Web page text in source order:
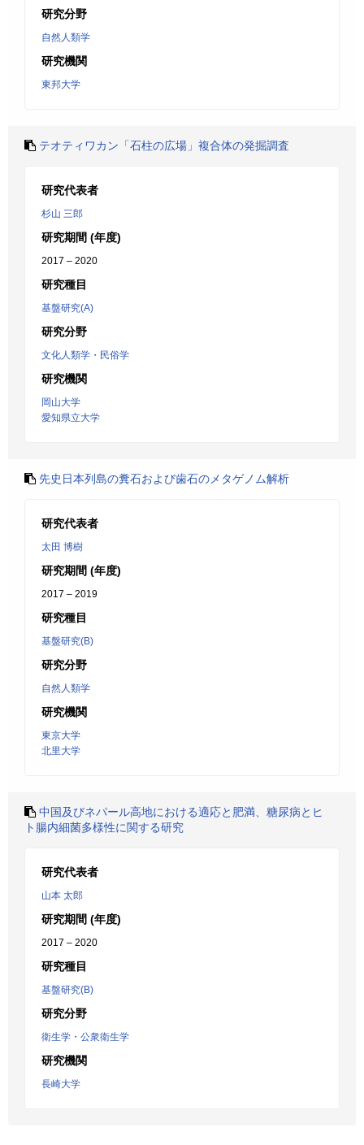
研究分野
自然人類学
研究機関
東邦大学
テオティワカン「石柱の広場」複合体の発掘調査
研究代表者
杉山 三郎
研究期間 (年度)
2017 – 2020
研究種目
基盤研究(A)
研究分野
文化人類学・民俗学
研究機関
岡山大学
愛知県立大学
先史日本列島の糞石および歯石のメタゲノム解析
研究代表者
太田 博樹
研究期間 (年度)
2017 – 2019
研究種目
基盤研究(B)
研究分野
自然人類学
研究機関
東京大学
北里大学
中国及びネパール高地における適応と肥満、糖尿病とヒ
ト腸内細菌多様性に関する研究
研究代表者
山本 太郎
研究期間 (年度)
2017 – 2020
研究種目
基盤研究(B)
研究分野
衛生学・公衆衛生学
研究機関
長崎大学